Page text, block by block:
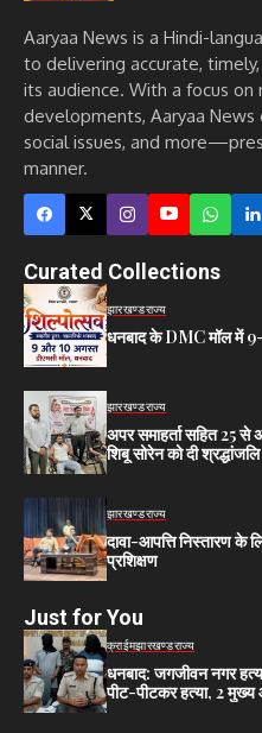
Aaryaa News is a Hindi-
to delivering accurate,
its audience. With a focus
developments, Aaryaa News
social issues, and
manner.
Curated Collections
झारखण्डराज्य
धनबाद के DMC मॉल में 9-
झारखण्डराज्य
अपर समाहर्ता सहित 25 से
शिबू सोरेन को दी श्रद्धांजलि
झारखण्डराज्य
दावा-आपत्ति निस्तारण के
प्रशिक्षण
Just for You
क्राईमझारखण्डराज्य
धनबाद: जगजीवन नगर
पीट-पीटकर हत्या, 2 मुख्य